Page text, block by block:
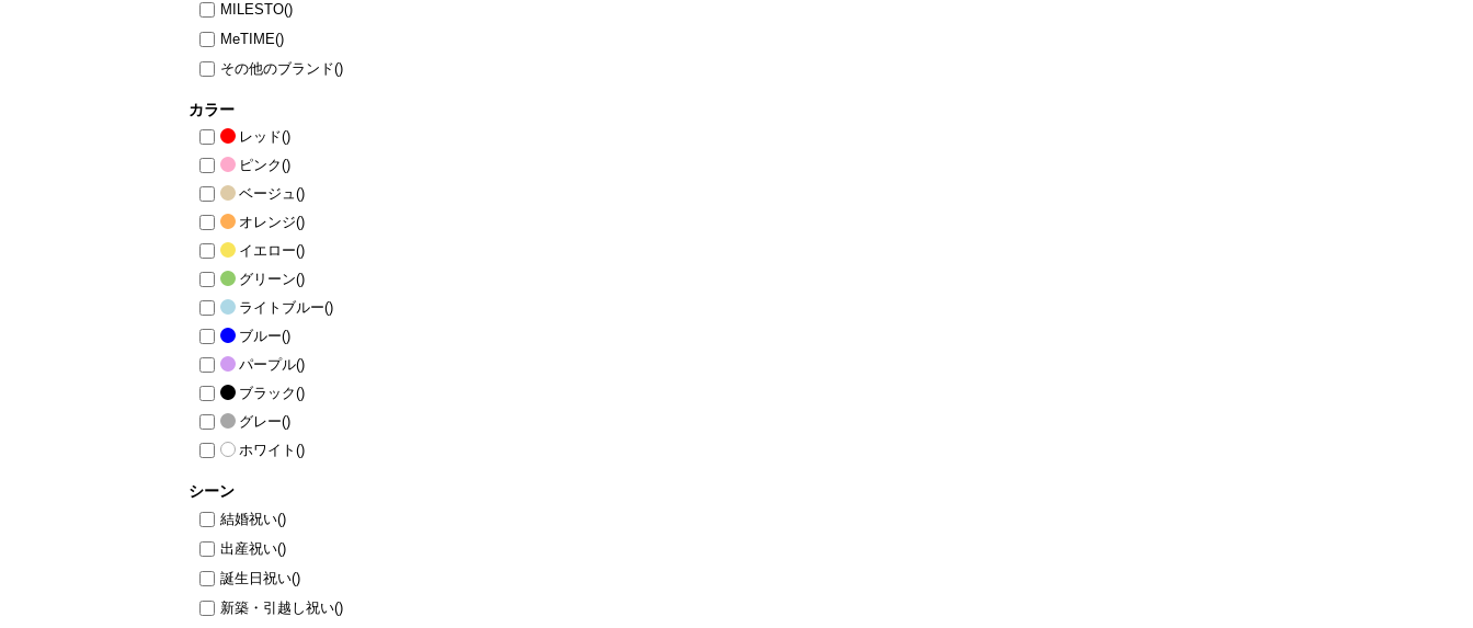
MILESTO()
MeTIME()
その他のブランド()
カラー
レッド()
ピンク()
ベージュ()
オレンジ()
イエロー()
グリーン()
ライトブルー()
ブルー()
パープル()
ブラック()
グレー()
ホワイト ()
シーン
結婚祝い()
出産祝い()
誕生日祝い()
新築・引越し祝い()